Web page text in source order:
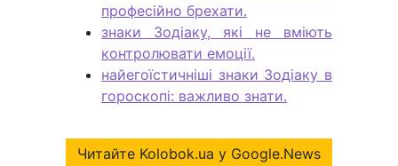
професійно брехати.
знаки Зодіаку, які не вміють
контролювати емоції.
найегоїстичніші знаки Зодіаку в
гороскопі: важливо знати.
Читайте Kolobok.ua у Google.News